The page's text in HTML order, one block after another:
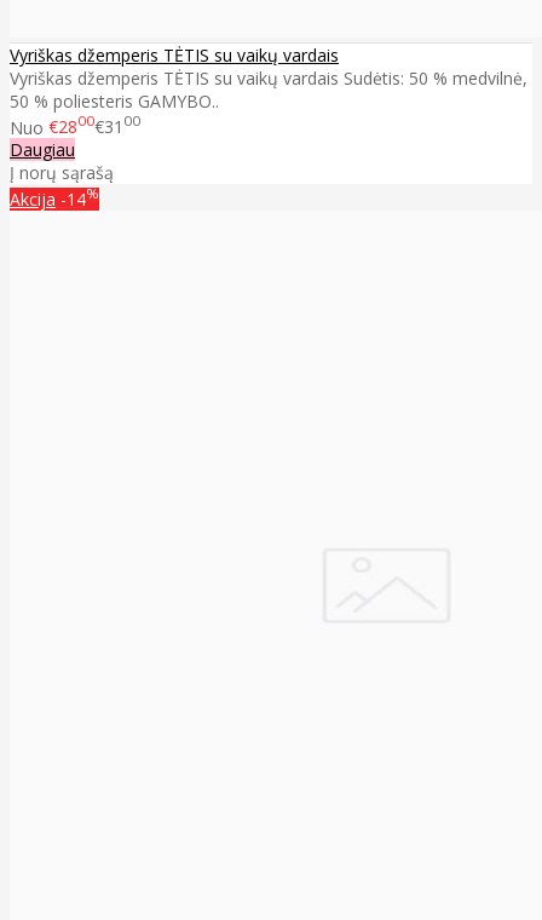
Vyriškas džemperis TĖTIS su vaikų vardais
Vyriškas džemperis TĖTIS su vaikų vardais Sudėtis: 50 % medvilnė,
50 % poliesteris GAMYBO..
Nuo €2800€31 00
Daugiau
Į norų sąrašą
Akcija -14%